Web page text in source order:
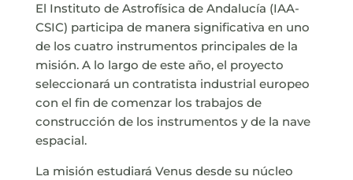
El Instituto de Astrofísica de Andalucía (IAA-
CSIC) participa de manera significativa en uno
de los cuatro instrumentos principales de la
misión. A lo largo de este año, el proyecto
seleccionará un contratista industrial europeo
con el fin de comenzar los trabajos de
construcción de los instrumentos y de la nave
espacial.
La misión estudiará Venus desde su núcleo